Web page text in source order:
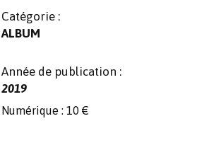
Catégorie :
ALBUM
Année de publication :
2019
Numérique : 10 €